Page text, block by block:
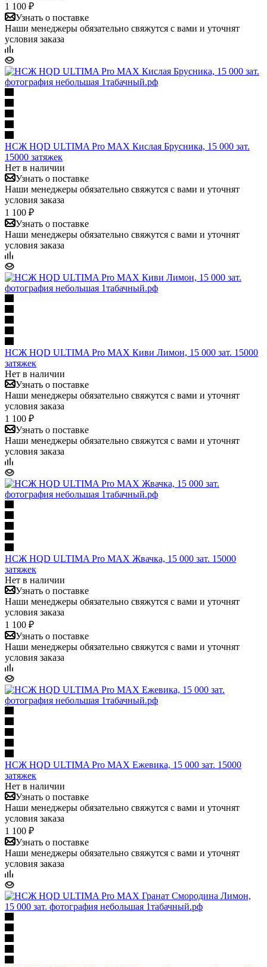
1 100 ₽
Узнать о поставке
Наши менеджеры обязательно свяжутся с вами и уточнят
условия заказа
НСЖ HQD ULTIMA Pro MAX Кислая Брусника, 15 000 зат.
15000 затяжек
Нет в наличии
Узнать о поставке
Наши менеджеры обязательно свяжутся с вами и уточнят
условия заказа
1 100 ₽
Узнать о поставке
Наши менеджеры обязательно свяжутся с вами и уточнят
условия заказа
НСЖ HQD ULTIMA Pro MAX Киви Лимон, 15 000 зат. 15000
затяжек
Нет в наличии
Узнать о поставке
Наши менеджеры обязательно свяжутся с вами и уточнят
условия заказа
1 100 ₽
Узнать о поставке
Наши менеджеры обязательно свяжутся с вами и уточнят
условия заказа
НСЖ HQD ULTIMA Pro MAX Жвачка, 15 000 зат. 15000
затяжек
Нет в наличии
Узнать о поставке
Наши менеджеры обязательно свяжутся с вами и уточнят
условия заказа
1 100 ₽
Узнать о поставке
Наши менеджеры обязательно свяжутся с вами и уточнят
условия заказа
НСЖ HQD ULTIMA Pro MAX Ежевика, 15 000 зат. 15000
затяжек
Нет в наличии
Узнать о поставке
Наши менеджеры обязательно свяжутся с вами и уточнят
условия заказа
1 100 ₽
Узнать о поставке
Наши менеджеры обязательно свяжутся с вами и уточнят
условия заказа